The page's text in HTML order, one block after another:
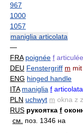
967
1000
1057
maniglia articolata
—
FRA poignée f articulée
DEU Fenstergriff m
ENG hinged handle
ITA maniglia f articolata
PLN uchwyt m okna z
RUS рукоятка f
см.
поз. 1346 на